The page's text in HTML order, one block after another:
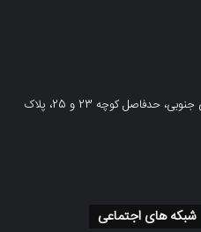
تهران، ونک، خیابان گاندی جنوبی، حدفاصل کوچه 23 و 25، پلاک
شبکه های اجتماعی